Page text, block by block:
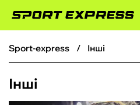
ФУТБОЛ
sport-express Інші
Інші